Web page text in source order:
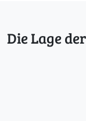
Die Lage